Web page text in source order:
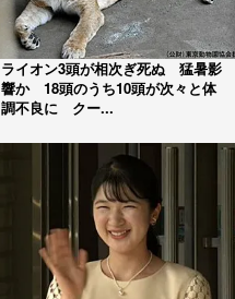
ライオン3頭が相次ぎ死ぬ 猛暑影
響か 18頭のうち10頭が次々と体
調不良に クー...